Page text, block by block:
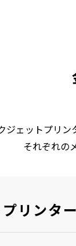
ェットプリン
それぞれの
リンター